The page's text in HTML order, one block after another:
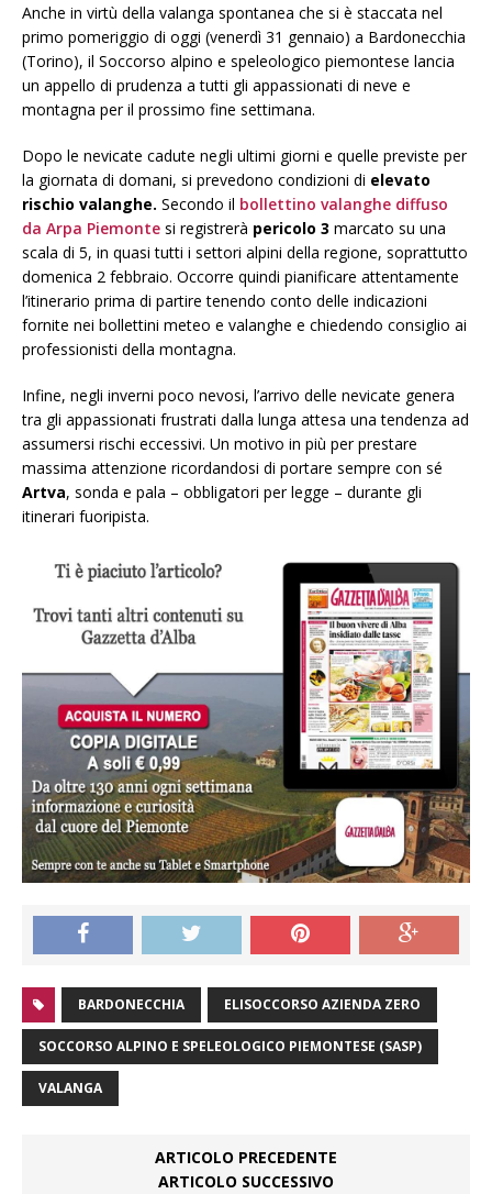
Anche in virtù della valanga spontanea che si è staccata nel
primo pomeriggio di oggi (venerdì 31 gennaio) a Bardonecchia
(Torino), il Soccorso alpino e speleologico piemontese lancia
un appello di prudenza a tutti gli appassionati di neve e
montagna per il prossimo fine settimana.
Dopo le nevicate cadute negli ultimi giorni e quelle previste per
la giornata di domani, si prevedono condizioni di elevato
rischio valanghe. Secondo il bollettino valanghe diffuso
da Arpa Piemonte si registrerà pericolo 3 marcato su una
scala di 5, in quasi tutti i settori alpini della regione, soprattutto
domenica 2 febbraio. Occorre quindi pianificare attentamente
l’itinerario prima di partire tenendo conto delle indicazioni
fornite nei bollettini meteo e valanghe e chiedendo consiglio ai
professionisti della montagna.
Infine, negli inverni poco nevosi, l’arrivo delle nevicate genera
tra gli appassionati frustrati dalla lunga attesa una tendenza ad
assumersi rischi eccessivi. Un motivo in più per prestare
massima attenzione ricordandosi di portare sempre con sé
Artva, sonda e pala – obbligatori per legge – durante gli
itinerari fuoripista.
BARDONECCHIA ELISOCCORSO AZIENDA ZERO
SOCCORSO ALPINO E SPELEOLOGICO PIEMONTESE (SASP)
VALANGA
ARTICOLO PRECEDENTE
ARTICOLO SUCCESSIVO